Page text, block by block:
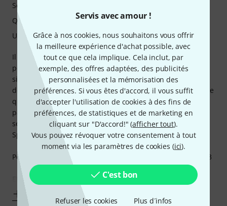
Servis avec amour !
Grâce à nos cookies, nous souhaitons vous offrir
la meilleure expérience d'achat possible, avec
tout ce que cela implique. Cela inclut, par
exemple, des offres adaptées, des publicités
personnalisées et la mémorisation des
préférences. Si vous êtes d'accord, il vous suffit
d'accepter l'utilisation de cookies à des fins de
préférences, de statistiques et de marketing en
cliquant sur "D'accord!" (afficher tout).
Vous pouvez révoquer votre consentement à tout
moment via les paramètres de cookies (ici).
C'est bon
Refuser les cookies Plus d´infos
Il s'agit de ma première reverb, je suis conquis par les
possibilités offertes. Il faut bien savoir gérer les potards
sinon l'effet peut être trop envahissant. Avec le canal disto
de l'ampli, l'effet est inutilisable car il est décuplé (peut-être
qu'il faudrait voir avec la boucle d'effet, je ne m'y connais
pas encore assez). Je pense que la TC HOF2 est
sensiblement pareille, j'ai pris la Oceans 11 pour le mode
Spring qui me semblait plus prononcé.
Petit + pour l'effet Shimmer que je trouve très envoûtant <3
EDIT : Après branchement dans
Son
Qualité de fabrication
Utilisation